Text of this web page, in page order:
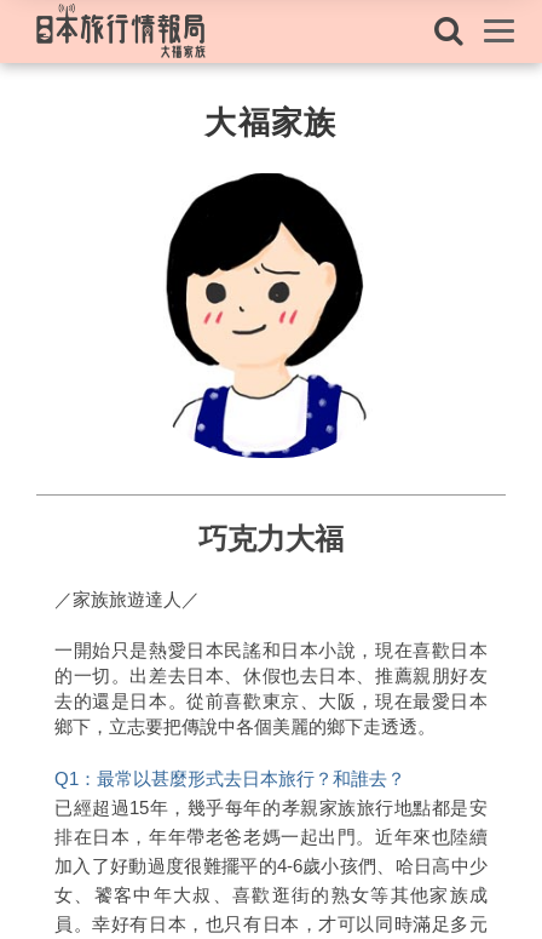
大福家族
巧克力大福
／家族旅遊達人／
一開始只是熱愛日本民謠和日本小說，現在喜歡日本
的一切。出差去日本、休假也去日本、推薦親朋好友
去的還是日本。從前喜歡東京、大阪，現在最愛日本
鄉下，立志要把傳說中各個美麗的鄉下走透透。
Q1：最常以甚麼形式去日本旅行？和誰去？
已經超過15年，幾乎每年的孝親家族旅行地點都是安
排在日本，年年帶老爸老媽一起出門。近年來也陸續
加入了好動過度很難擺平的4-6歲小孩們、哈日高中少
女、饕客中年大叔、喜歡逛街的熟女等其他家族成
員。幸好有日本，也只有日本，才可以同時滿足多元